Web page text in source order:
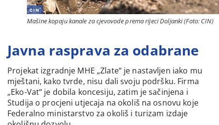
Mašine kopaju kanale za cjevovode prema rijeci Doljanki (Foto: CIN)
Javna rasprava za odabrane
Projekat izgradnje MHE „Zlate“ je nastavljen iako mu
mještani, kako tvrde, nisu dali svoju podršku. Firma
„Eko-Vat“ je dobila koncesiju, zatim je sačinjena i
Studija o procjeni utjecaja na okoliš na osnovu koje
Federalno ministarstvo za okoliš i turizam izdaje